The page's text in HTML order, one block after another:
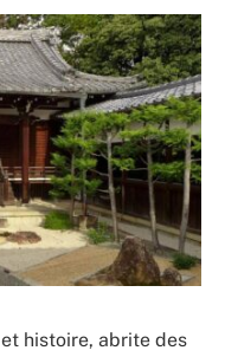
et histoire, abrite des